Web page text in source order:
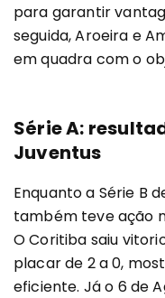
para garantir
seguida, Aroeira e
em quadra com o
Série A:
Juventus
Enquanto a Série B
também teve ação
O Coritiba saiu
placar de 2 a 0,
eficiente. Já o 6 de